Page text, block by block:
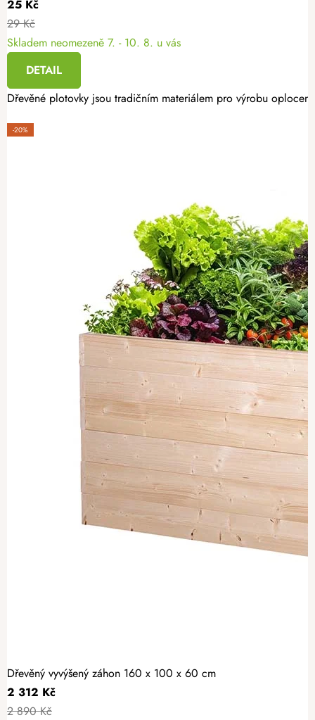
25 Kč
29 Kč
Skladem neomezeně 7. - 10. 8. u vás
DETAIL
Dřevěné plotovky jsou tradičním materiálem pro výrobu
-20%
Dřevěný vyvýšený záhon 160 x 100 x 60 cm
2 312 Kč
2 890 Kč